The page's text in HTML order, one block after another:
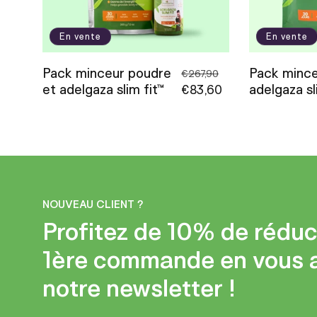
i
o
:
En vente
Pack minceur poudre
et adelgaza slim fit™
Prix
habituel
€267,90
promotionnel
€83,60
En vente
Pack
adelgaza
NOUVEAU CLIENT ?
Profitez de 10% de
1ère commande en vous
notre newsletter !